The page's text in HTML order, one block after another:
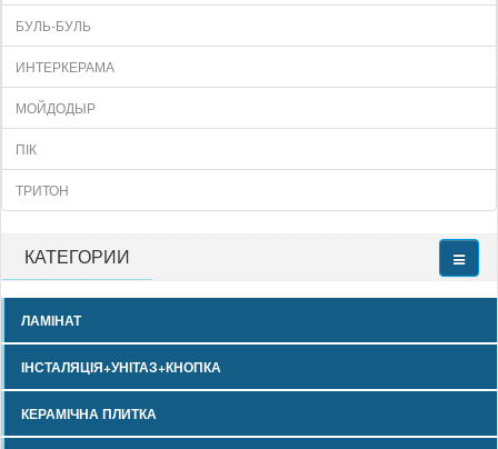
БУЛЬ-БУЛЬ
ИНТЕРКЕРАМА
МОЙДОДЫР
ПІК
ТРИТОН
КАТЕГОРИИ
ЛАМІНАТ
ІНСТАЛЯЦІЯ+УНІТАЗ+КНОПКА
КЕРАМІЧНА ПЛИТКА